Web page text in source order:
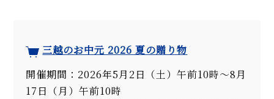
三越のお中元 2026 夏の贈り物
開催期間：2026年5月2日（土）午前10時～8月
17日（月）午前10時